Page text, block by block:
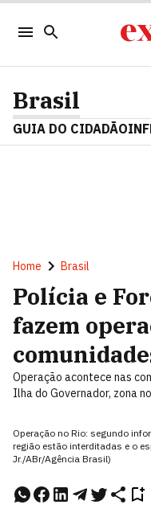
Brasil
GUIA DO CIDADÃO
Home Brasil
Polícia e
fazem
Operação acontece nas
Ilha do Governador, zona
Operação no Rio: segundo
região estão interditadas e o
Jr./ABr/Agência Brasil)